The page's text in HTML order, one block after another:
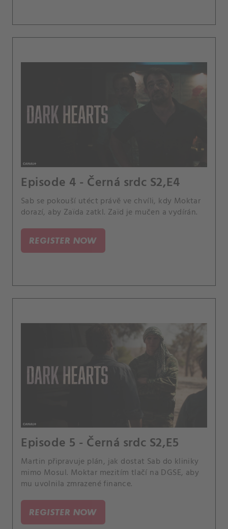
Episode 4 - Černá srdc S2,E4
Sab se pokouší utéct právě ve chvíli, kdy Moktar
dorazí, aby Zaïda zatkl. Zaïd je mučen a vydírán.
REGISTER NOW
Episode 5 - Černá srdc S2,E5
Martin připravuje plán, jak dostat Sab do kliniky
mimo Mosul. Moktar mezitím tlačí na DGSE, aby
mu uvolnila zmrazené finance.
REGISTER NOW